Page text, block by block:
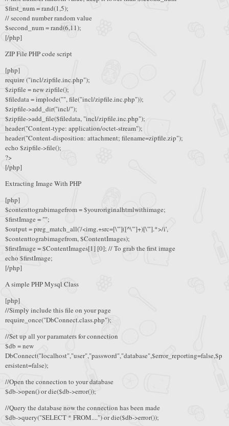
$first_num = rand(1,5);
// second number random value
$second_num = rand(6,11);
[/php]
ZIP File PHP code script
[php]
require ("incl/zipfile.inc.php");
$zipfile = new zipfile();
$filedata = implode("", file("incl/zipfile.inc.php"));
$zipfile->add_dir("incl/");
$zipfile->add_file($filedata, "incl/zipfile.inc.php");
header("Content-type: application/octet-stream");
header("Content-disposition: attachment; filename=zipfile.zip");
echo $zipfile->file();
?>
[/php]
Extracting Image With PHP
[php]
$contenttograbimagefrom = $youroriginalhtmlwithimage;
$firstImage = "";
$output = preg_match_all('/<img.+src=[\'"]([^\'"]+)[\'"].*>/i',
$contenttograbimagefrom, $ContentImages);
$firstImage = $ContentImages[1] [0]; // To grab the first image
echo $firstImage;
[/php]
A simple PHP Mysql Class
[php]
//Simply include this file on your page
require_once("DbConnect.class.php");
//Set up all yor paramaters for connection
$db = new
DbConnect("localhost","user","password","database",$error_reporting=false,$p
ersistent=false);
//Open the connection to your database
$db->open() or die($db->error());
//Query the database now the connection has been made
$db->query("SELECT * FROM....") or die($db->error());